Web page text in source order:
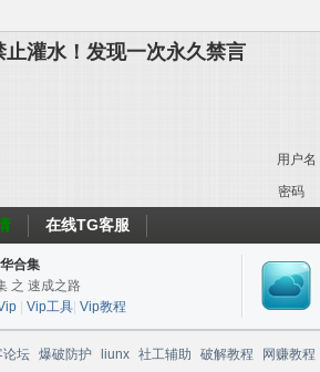
灌水！发现一次永久禁言
用户名
密码
在线TG客服
合集
之 速成之路
|Vip工具 |Vip教程
论坛 爆破防护 liunx 社工辅助 破解教程 网赚教程